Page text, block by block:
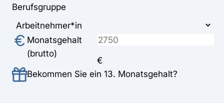
Berufsgruppe
Monatsgehalt
(brutto)
€
Bekommen Sie ein 13. Monatsgehalt?